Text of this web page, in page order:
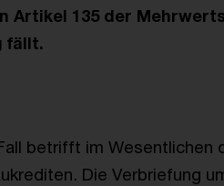
Artikel 135 der
fällt.
betrifft im Wesentlichen
Die Verbriefung